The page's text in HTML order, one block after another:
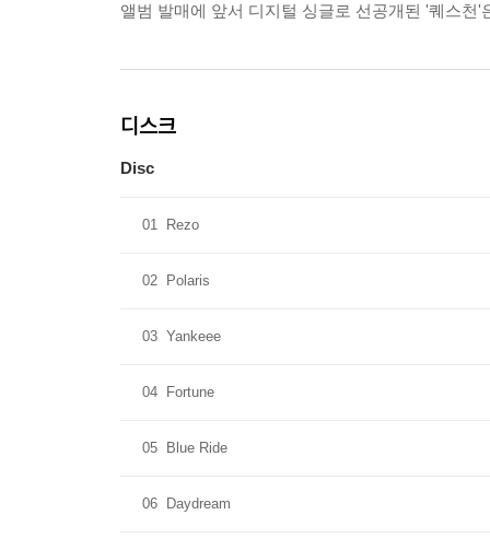
앨범 발매에 앞서 디지털 싱글로 선공개된 '퀘스천
디스크
Disc
01 Rezo
02 Polaris
03 Yankeee
04 Fortune
05 Blue Ride
06 Daydream